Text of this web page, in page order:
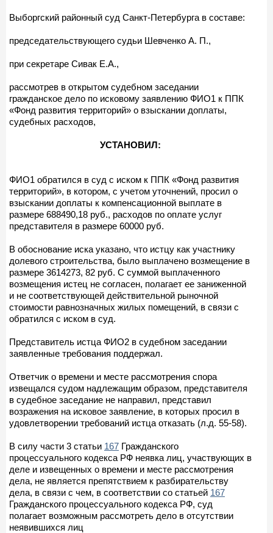
Выборгский районный суд Санкт-Петербурга в составе:
председательствующего судьи Шевченко А. П.,
при секретаре Сивак Е.А.,
рассмотрев в открытом судебном заседании
гражданское дело по исковому заявлению ФИО1 к ППК
«Фонд развития территорий» о взыскании доплаты,
судебных расходов,
УСТАНОВИЛ:
ФИО1 обратился в суд с иском к ППК «Фонд развития
территорий», в котором, с учетом уточнений, просил о
взыскании доплаты к компенсационной выплате в
размере 688490,18 руб., расходов по оплате услуг
представителя в размере 60000 руб.
В обоснование иска указано, что истцу как участнику
долевого строительства, было выплачено возмещение в
размере 3614273, 82 руб. С суммой выплаченного
возмещения истец не согласен, полагает ее заниженной
и не соответствующей действительной рыночной
стоимости равнозначных жилых помещений, в связи с
обратился с иском в суд.
Представитель истца ФИО2 в судебном заседании
заявленные требования поддержал.
Ответчик о времени и месте рассмотрения спора
извещался судом надлежащим образом, представителя
в судебное заседание не направил, представил
возражения на исковое заявление, в которых просил в
удовлетворении требований истца отказать (л.д. 55-58).
В силу части 3 статьи 167 Гражданского
процессуального кодекса РФ неявка лиц, участвующих в
деле и извещенных о времени и месте рассмотрения
дела, не является препятствием к разбирательству
дела, в связи с чем, в соответствии со статьей 167
Гражданского процессуального кодекса РФ, суд
полагает возможным рассмотреть дело в отсутствии
неявившихся лиц